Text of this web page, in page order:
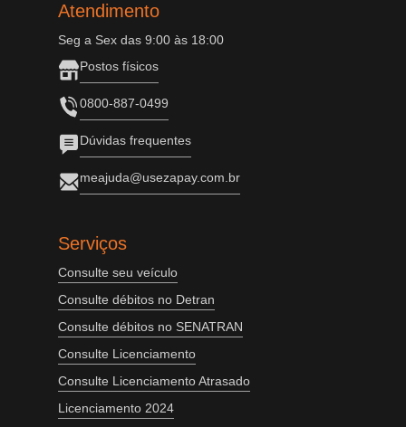
Atendimento
Seg a Sex das 9:00 às 18:00
Postos físicos
0800-887-0499
Dúvidas frequentes
meajuda@usezapay.com.br
Serviços
Consulte seu veículo
Consulte débitos no Detran
Consulte débitos no SENATRAN
Consulte Licenciamento
Consulte Licenciamento Atrasado
Licenciamento 2024